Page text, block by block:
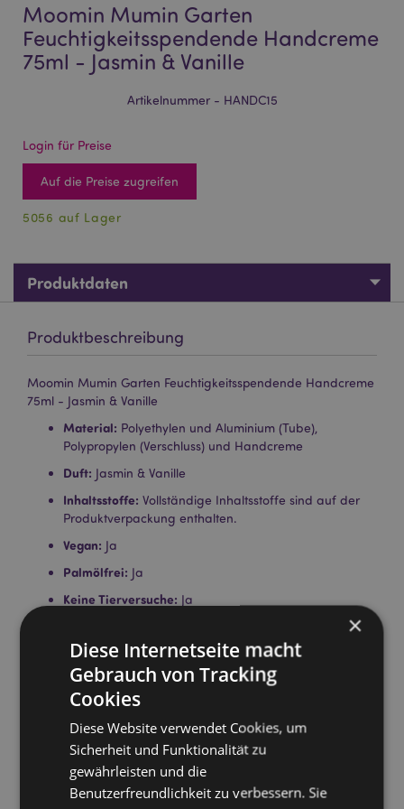
Moomin Mumin Garten
Feuchtigkeitsspendende Handcreme
75ml - Jasmin & Vanille
Artikelnummer - HANDC15
Login für Preise
Auf die Preise zugreifen
5056 auf Lager
Produktdaten
Produktbeschreibung
Moomin Mumin Garten Feuchtigkeitsspendende Handcreme
75ml - Jasmin & Vanille
Material: Polyethylen und Aluminium (Tube),
Polypropylen (Verschluss) und Handcreme
Duft: Jasmin & Vanille
Inhaltsstoffe: Vollständige Inhaltsstoffe sind auf der
Produktverpackung enthalten.
Vegan: Ja
Palmölfrei: Ja
Keine Tierversuche: Ja
Dieses Produkt ist für die unten
aufgeführten Länder vollständig lizenziert. Wenn Sie
sich außerhalb dieser Gebiete befinden, versuchen
Sie bitte nicht, dieses Produkt zu kaufen. Andernfalls
wird es aus Ihrer Bestellung entfernt. Für weitere
Kundenservice.
Lizenzierte Gebiete:Åland-Inseln, Albanien,
Österreich, Azoren (Portugal), Bahrain, Balearen
(Spanien), Belgien, Bermuda, Bosnien und
×
Diese Internetseite macht
Gebrauch von Tracking
Cookies
Diese Website verwendet Cookies, um
Sicherheit und Funktionalität zu
gewährleisten und die
Benutzerfreundlichkeit zu verbessern. Sie